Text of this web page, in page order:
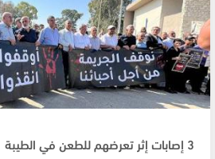
3 إصابات إثر تعرضهم للطعن في الطيبة